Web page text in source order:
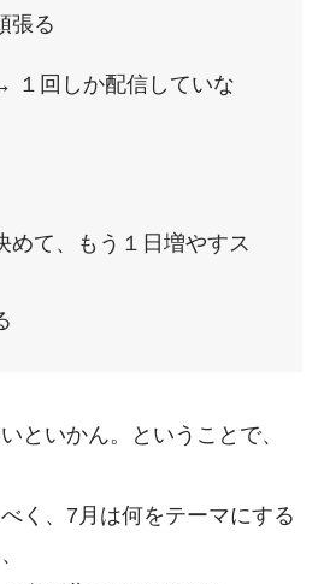
張る
１回しか配信していな
めて、もう１日増やすス
といかん。ということで、
く、7月は何をテーマにする